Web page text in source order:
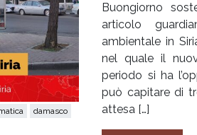
damasco
Buongiorno
articolo
ambientale in
nel quale il
periodo si ha
può capitare di
attesa […]